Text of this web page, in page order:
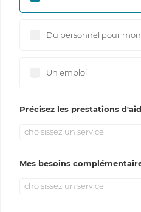
Du personnel pour
Un emploi
Précisez les prestations
choisissez un service
Mes besoins
choisissez un service